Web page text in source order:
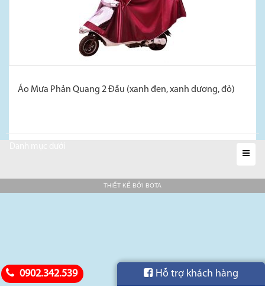
Áo Mưa Phản Quang 2 Đầu (xanh đen, xanh dương, đỏ)
THIẾT KẾ BỞI BOTA
Hỗ trợ khách hàng
0902.342.539